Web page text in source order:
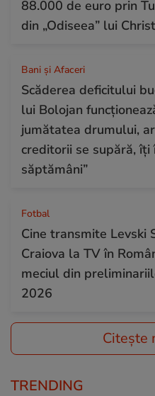
88.000 de euro prin
din „Odiseea” lui
Bani și Afaceri
Scăderea deficitului
lui Bolojan
jumătatea drumului,
creditorii se supără,
săptămâni”
Fotbal
Cine transmite Levski
Craiova la TV în
meciul din
2026
Citește
TRENDING